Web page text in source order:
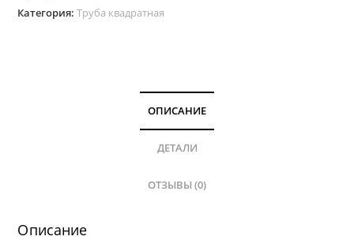
Категория:Труба квадратная
ОПИСАНИЕ
ДЕТАЛИ
ОТЗЫВЫ (0)
Описание